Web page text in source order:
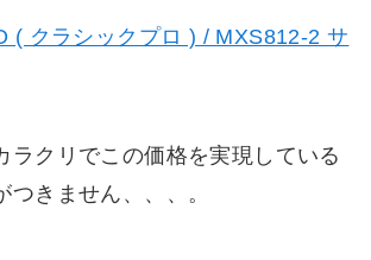
( クラシックプロ ) / MXS812-2 サ
ラクリでこの価格を実現している
つきません、、、。